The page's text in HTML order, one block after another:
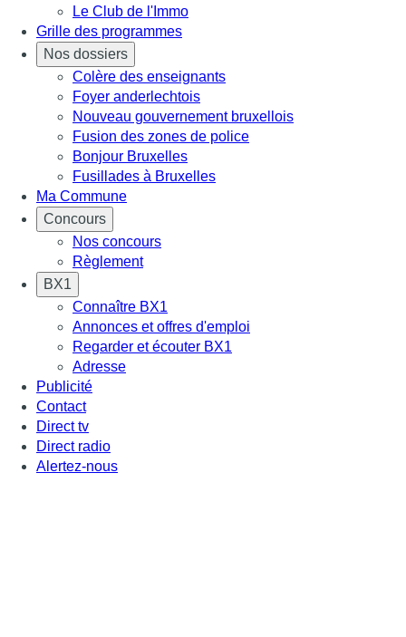
Le Club de l'Immo
Grille des programmes
Nos dossiers
Colère des enseignants
Foyer anderlechtois
Nouveau gouvernement bruxellois
Fusion des zones de police
Bonjour Bruxelles
Fusillades à Bruxelles
Ma Commune
Concours
Nos concours
Règlement
BX1
Connaître BX1
Annonces et offres d'emploi
Regarder et écouter BX1
Adresse
Publicité
Contact
Direct tv
Direct radio
Alertez-nous